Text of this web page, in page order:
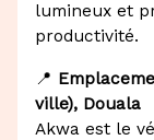
lumineux et
productivité.
📍
ville), Douala
Akwa est le